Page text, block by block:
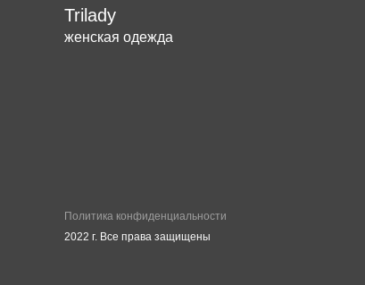
Trilady
женская одежда
Политика конфиденциальности
2022 г. Все права защищены